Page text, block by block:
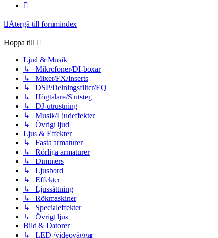
Återgå till forumindex
Hoppa till
Ljud & Musik
↳ Mikrofoner/DI-boxar
↳ Mixer/FX/Inserts
↳ DSP/Delningsfilter/EQ
↳ Högtalare/Slutsteg
↳ DJ-utrustning
↳ Musik/Ljudeffekter
↳ Övrigt ljud
Ljus & Effekter
↳ Fasta armaturer
↳ Rörliga armaturer
↳ Dimmers
↳ Ljusbord
↳ Effekter
↳ Ljussättning
↳ Rökmaskiner
↳ Specialeffekter
↳ Övrigt ljus
Bild & Datorer
↳ LED-/videoväggar